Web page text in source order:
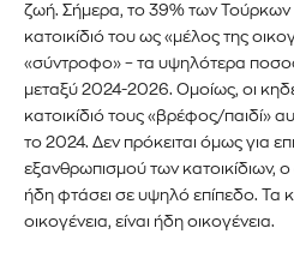
ζωή. Σήμερα, το 39% των Τούρκων
κατοικίδιό του ως «μέλος της
«σύντροφο» – τα υψηλότερα
μεταξύ 2024-2026. Ομοίως, οι
κατοικίδιό τους «βρέφος/παιδί»
το 2024. Δεν πρόκειται όμως για
εξανθρωπισμού των κατοικίδιων, ο
ήδη φτάσει σε υψηλό επίπεδο. Τα
οικογένεια, είναι ήδη οικογένεια.